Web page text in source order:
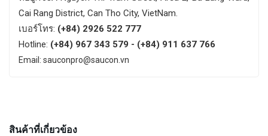
Cai Rang District, Can Tho City, VietNam.
เบอร์โทร: (+84) 2926 522 777
Hotline: (+84) 967 343 579 - (+84) 911 637 766
Email: sauconpro@saucon.vn
สินค้าที่เกี่ยวข้อง